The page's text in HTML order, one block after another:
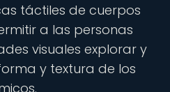
táctiles de cuerpos
a las personas
visuales explorar y
y textura de los